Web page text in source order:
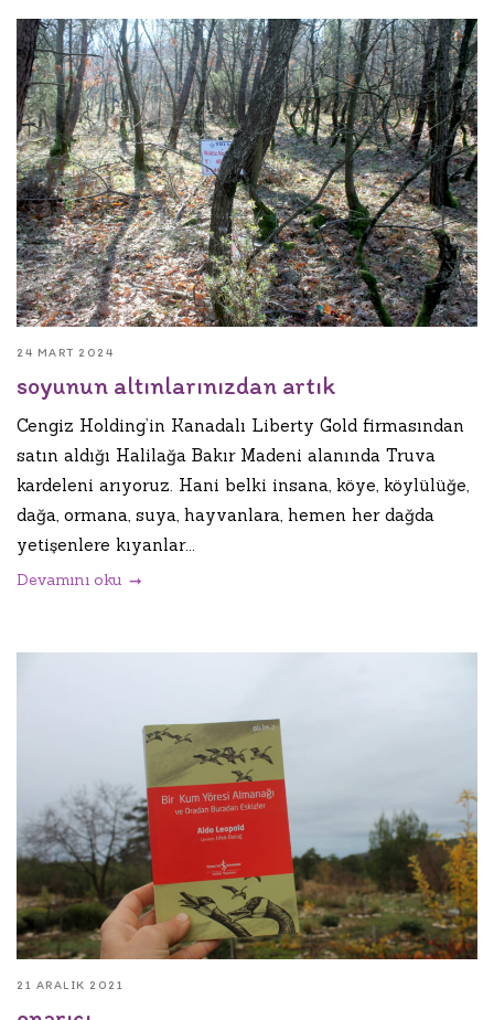
24 MART 2024
soyunun altınlarınızdan artık
Cengiz Holding’in Kanadalı Liberty Gold firmasından
satın aldığı Halilağa Bakır Madeni alanında Truva
kardeleni arıyoruz. Hani belki insana, köye, köylülüğe,
dağa, ormana, suya, hayvanlara, hemen her dağda
yetişenlere kıyanlar...
Devamını oku
21 ARALIK 2021